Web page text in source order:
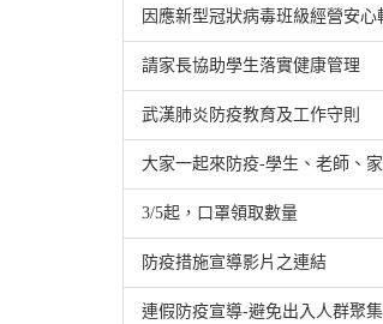
因應新型冠狀病毒班級經營安
請家長協助學生落實健康管理
武漢肺炎防疫教育及工作守則
大家一起來防疫-學生、老師、
3/5起，口罩領取數量
防疫措施宣導影片之連結
連假防疫宣導-避免出入人群聚